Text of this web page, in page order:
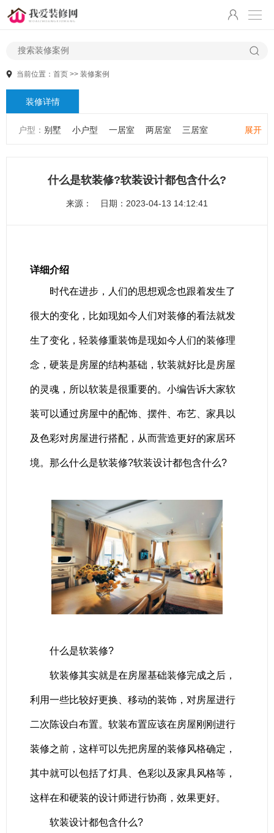
当前位置： 首页 >> 装修案例
装修详情
展开
户型： 别墅 小户型 一居室 两居室 三居室
什么是软装修?软装设计都包含什么?
来源： 日期：2023-04-13 14:12:41
详细介绍
时代在进步，人们的思想观念也跟着发生了
很大的变化，比如现如今人们对装修的看法就发
生了变化，轻装修重装饰是现如今人们的装修理
念，硬装是房屋的结构基础，软装就好比是房屋
的灵魂，所以软装是很重要的。小编告诉大家软
装可以通过房屋中的配饰、摆件、布艺、家具以
及色彩对房屋进行搭配，从而营造更好的家居环
境。那么什么是软装修?软装设计都包含什么?
什么是软装修?
软装修其实就是在房屋基础装修完成之后，
利用一些比较好更换、移动的装饰，对房屋进行
二次陈设白布置。软装布置应该在房屋刚刚进行
装修之前，这样可以先把房屋的装修风格确定，
其中就可以包括了灯具、色彩以及家具风格等，
这样在和硬装的设计师进行协商，效果更好。
软装设计都包含什么?